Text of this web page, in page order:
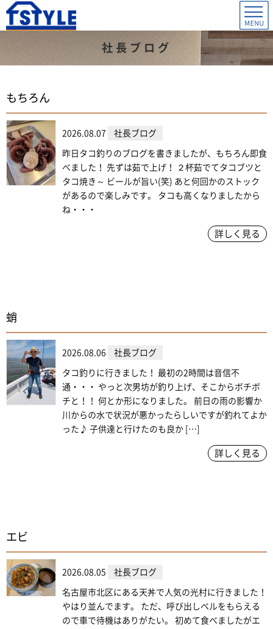
社長ブログ
もちろん
2026.08.07 社長ブログ
昨日タコ釣りのブログを書きましたが、もちろん即食
べました！ 先ずは茹で上げ！ ２杯茹でてタコブツと
タコ焼き～ ビールが旨い(笑) あと何回かのストック
があるので楽しみです。 タコも高くなりましたから
ね・・・
詳しく見る
蛸
2026.08.06 社長ブログ
タコ釣りに行きました！ 最初の2時間は音信不
通・・・ やっと次男坊が釣り上げ、そこからボチボ
チと！！ 何とか形になりました。 前日の雨の影響か
川からの水で状況が悪かったらしいですが釣れてよか
った♪ 子供達と行けたのも良か […]
詳しく見る
エビ
2026.08.05 社長ブログ
名古屋市北区にある天丼で人気の光村に行きました！
やはり並んでます。 ただ、呼び出しベルをもらえる
ので車で待機はありがたい。 初めて食べましたがエ